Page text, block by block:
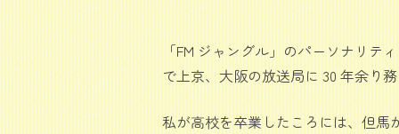
「FM ジャングル」のパーソナリテ
で上京、大阪の放送局に 30 年余り
私が高校を卒業したころには、但